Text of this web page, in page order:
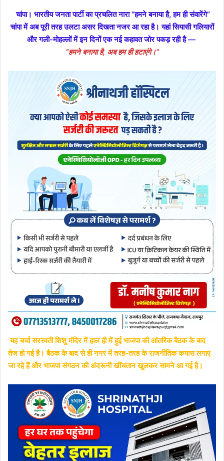
चांपा। भारतीय जनता पार्टी का प्रचलित नारा “हमने बनाया है, हम ही संवारेंगे”
चांपा में अब पूरी तरह उलटा असर दिखता नजर आ रहा है। यहां सियासी गलियारों
और गली-मोहल्लों में इन दिनों एक नई कहावत जोर पकड़ रही है —
“हमने बनाया है, अब हम ही हटाएंगे।”
यह चर्चा सरस्वती शिशु मंदिर में हाल ही में हुई भाजपा की आंतरिक बैठक के बाद
तेज हो गई है। बैठक के बाद से ही नगर में तरह-तरह के राजनीतिक कयास लगाए
जा रहे हैं और भाजपा संगठन की अंदरूनी खींचतान खुलकर सामने आ गई है।